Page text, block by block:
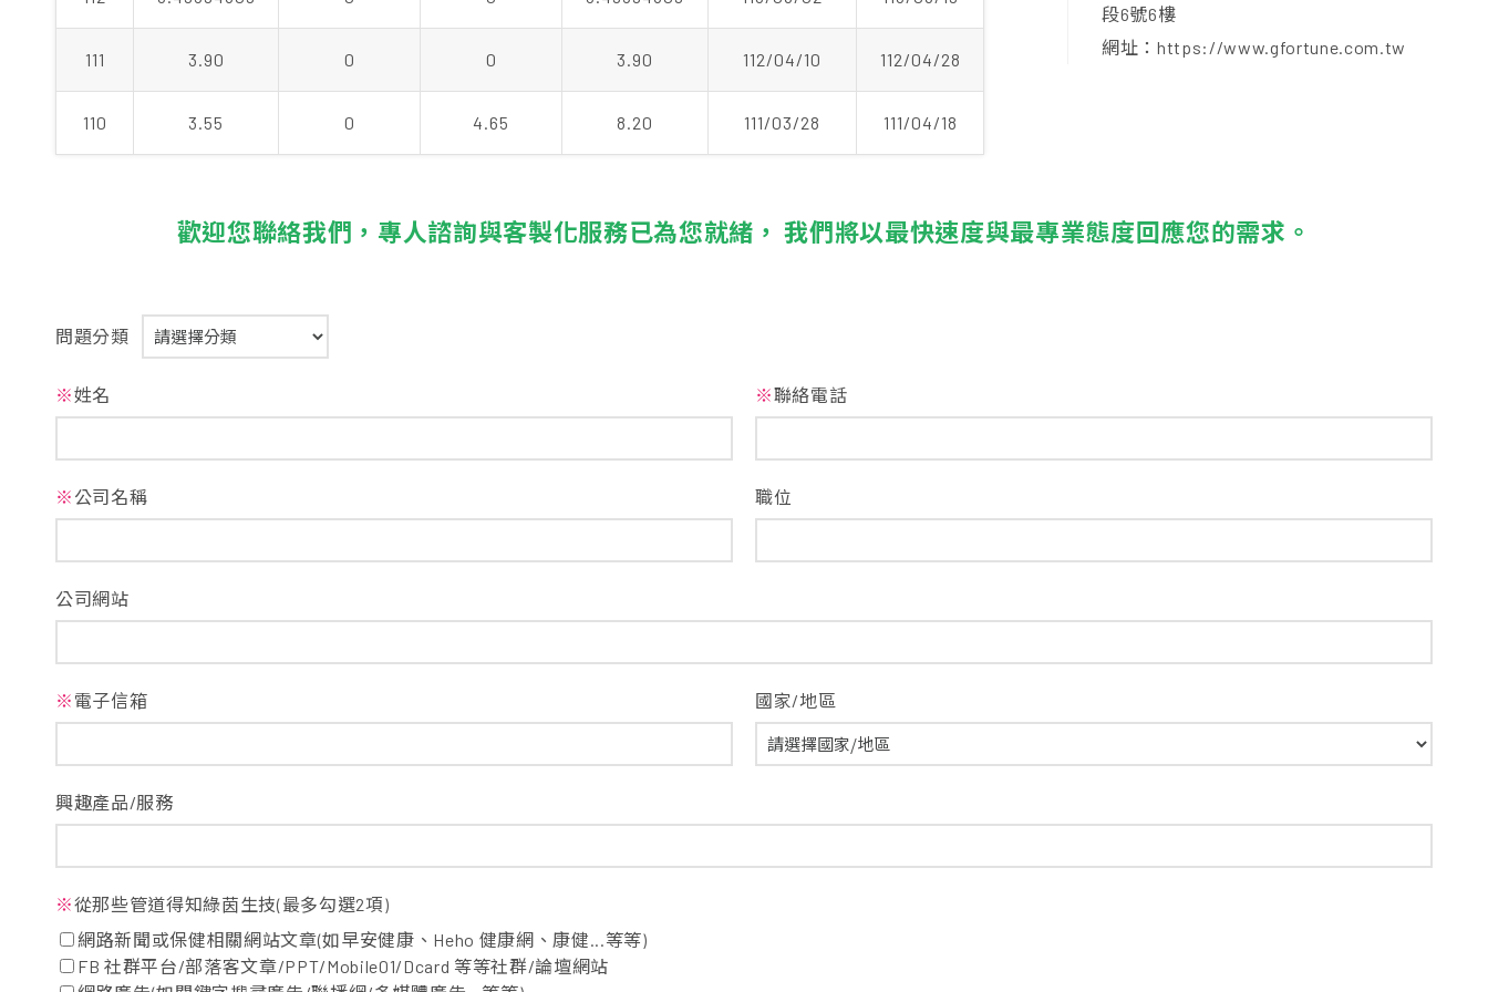
111 3.90 0 0 3.90 112/04/10 112/04/28
110 3.55 0 4.65 8.20 111/03/28 111/04/18
段6號6樓
網址：https://www.gfortune.com.tw
歡迎您聯絡我們，專人諮詢與客製化服務已為您就緒， 我們將以最快速度與最專業態度回應您的需求。
問題分類
※姓名 ※聯絡電話
※ 公司名稱 職位
公司網站
※ 電子信箱 國家/地區
興趣產品/服務
※從那些管道得知綠茵生技(最多勾選2項)
網路新聞或保健相關網站文章(如早安健康、Heho 健康網、康健...等等)
FB 社群平台/部落客文章/PPT/Mobile01/Dcard 等等社群/論壇網站